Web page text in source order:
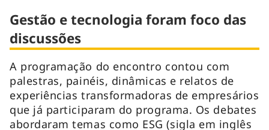
Gestão e tecnologia foram foco das
discussões
A programação do encontro contou com
palestras, painéis, dinâmicas e relatos de
experiências transformadoras de empresários
que já participaram do programa. Os debates
abordaram temas como ESG (sigla em inglês